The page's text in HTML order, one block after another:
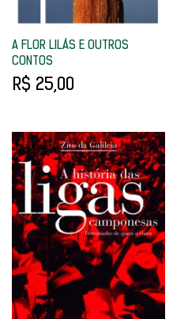
A FLOR LILÁS E OUTROS
CONTOS
R$ 25,00